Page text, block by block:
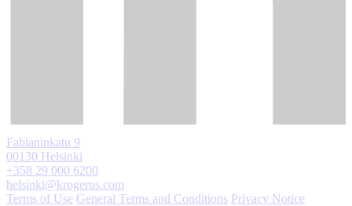
Fabianinkatu 9
00130 Helsinki
+358 29 000 6200
helsinki@krogerus.com
Terms of Use General Terms and Conditions Privacy Notice